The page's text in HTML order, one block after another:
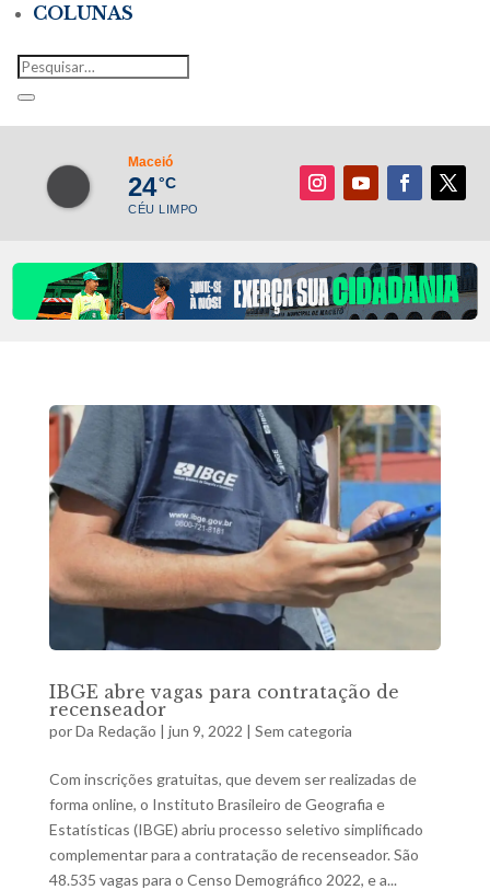
COLUNAS
Maceió
24°C
CÉU LIMPO
IBGE abre vagas para contratação de
recenseador
porDa Redação | jun 9, 2022 | Sem categoria
Com inscrições gratuitas, que devem ser realizadas de
forma online, o Instituto Brasileiro de Geografia e
Estatísticas (IBGE) abriu processo seletivo simplificado
complementar para a contratação de recenseador. São
48.535 vagas para o Censo Demográfico 2022, e a...